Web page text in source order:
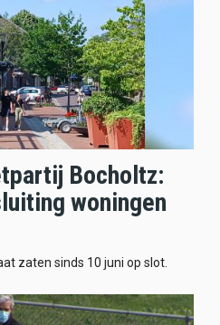
Bocholtz:
woningen
zaten sinds 10 juni op slot.